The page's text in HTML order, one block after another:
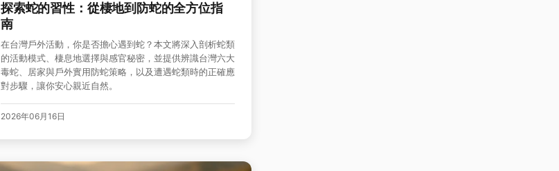
探索蛇的習性：從棲地到防蛇的全方位指
南
在台灣戶外活動，你是否擔心遇到蛇？本文將深入剖析蛇類
的活動模式、棲息地選擇與感官秘密，並提供辨識台灣六大
毒蛇、居家與戶外實用防蛇策略，以及遭遇蛇類時的正確應
對步驟，讓你安心親近自然。
2026年06月16日